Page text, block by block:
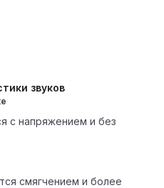
звуков
с напряжением и без
смягчением и более